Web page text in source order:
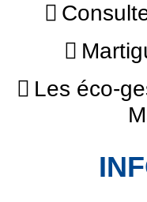
Les éco-